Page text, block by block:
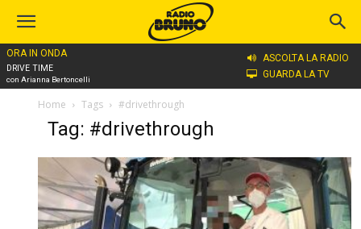
ORA IN ONDA
DRIVE TIME
con Arianna Bertoncelli
ASCOLTA LA RADIO
GUARDA LA TV
Home Tags #drivethrough
Tag: #drivethrough